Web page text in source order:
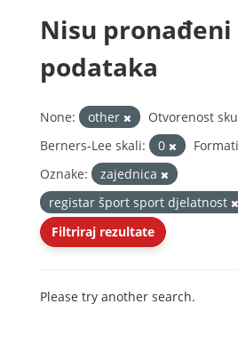
Nisu
podataka
None: other
Otvorenost
Berners-Lee skali:
0
Oznake:
zajednica
registar šport sport djelatnost
Filtriraj rezultate
Please try another search.